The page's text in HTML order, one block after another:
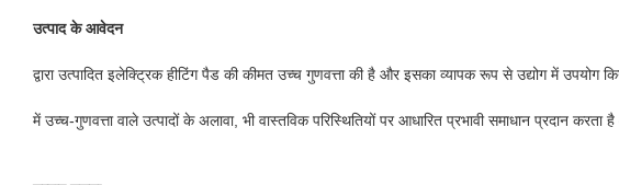
उत्पाद के आवेदन
द्वारा उत्पादित इलेक्ट्रिक हीटिंग पैड की कीमत उच्च गुणवत्ता की है और इसका व्यापक रूप से उद्योग में उपयोग
में उच्च-गुणवत्ता वाले उत्पादों के अलावा, भी वास्तविक परिस्थितियों पर आधारित प्रभावी समाधान प्रदान करता